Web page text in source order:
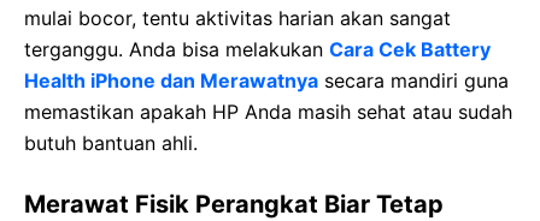
mulai bocor, tentu aktivitas harian akan sangat
terganggu. Anda bisa melakukan Cara Cek Battery
Health iPhone dan Merawatnya secara mandiri guna
memastikan apakah HP Anda masih sehat atau sudah
butuh bantuan ahli.
Merawat Fisik Perangkat Biar Tetap